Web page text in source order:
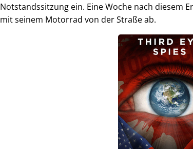
Notstandssitzung ein. Eine Woche nach diesem
mit seinem Motorrad von der Straße ab.